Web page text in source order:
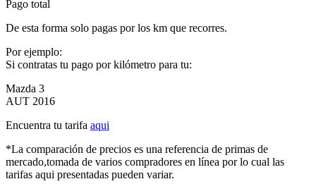
Pago total
De esta forma solo pagas por los km que recorres.
Por ejemplo:
Si contratas tu pago por kilómetro para tu:
Mazda 3
AUT 2016
Encuentra tu tarifa aqui
*La comparación de precios es una referencia de primas de
mercado,tomada de varios compradores en línea por lo cual las
tarifas aqui presentadas pueden variar.